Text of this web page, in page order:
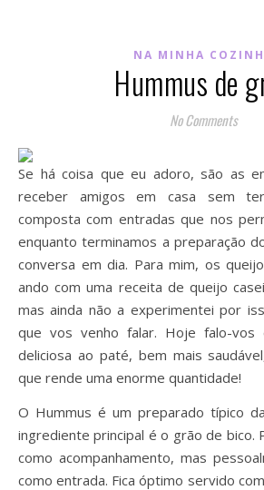
NA MINHA
Hummus de
No Comments
Se há coisa que eu adoro, são as
receber amigos em casa sem
composta com entradas que nos
enquanto terminamos a preparação
conversa em dia. Para mim, os
ando com uma receita de queijo
mas ainda não a experimentei por
que vos venho falar. Hoje falo-vos
deliciosa ao paté, bem mais
que rende uma enorme quantidade!
O Hummus é um preparado típico
ingrediente principal é o grão de bico.
como acompanhamento, mas
como entrada. Fica óptimo servido